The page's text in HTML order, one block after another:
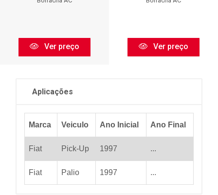
Ver preço Ver preço
Aplicações
Marca Veiculo Ano Inicial Ano Final
Fiat Pick-Up 1997 ...
Fiat Palio 1997 ...